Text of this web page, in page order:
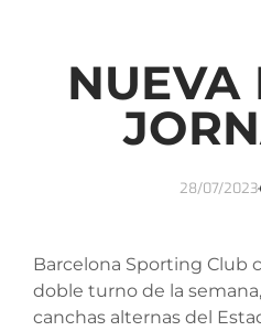
NUEVA
28/07/2023
Barcelona Sporting Club
doble turno de la
canchas alternas del